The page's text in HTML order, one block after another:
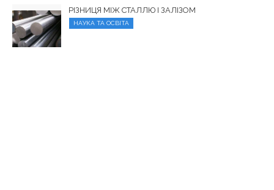
РІЗНИЦЯ МІЖ СТАЛЛЮ І ЗАЛІЗОМ
НАУКА ТА ОСВІТА